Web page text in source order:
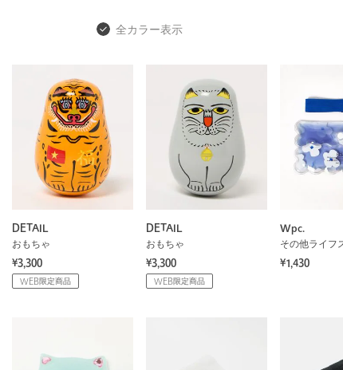
全カラー表示
DETAIL
おもちゃ
¥3,300
WEB限定商品
DETAIL
おもちゃ
¥3,300
WEB限定商品
Wpc.
その他ライフ
¥1,430